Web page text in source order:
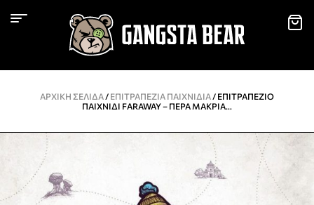
ΑΡΧΙΚΉ ΣΕΛΊΔΑ/ ΕΠΙΤΡΑΠΈΖΙΑ ΠΑΙΧΝΊΔΙΑ/ ΕΠΙΤΡΑΠΈΖΙΟ
ΠΑΙΧΝΊΔΙ FARAWAY – ΠΈΡΑ ΜΑΚΡΙΆ…